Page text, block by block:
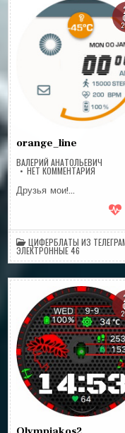
orange_line
ВАЛЕРИЙ АНАТОЛЬЕВИЧ
НЕТ КОММЕНТАРИЯНА
Друзья мои!…
ЦИФЕРБЛАТЫ ИЗ
ЭЛЕКТРОННЫЕ 46